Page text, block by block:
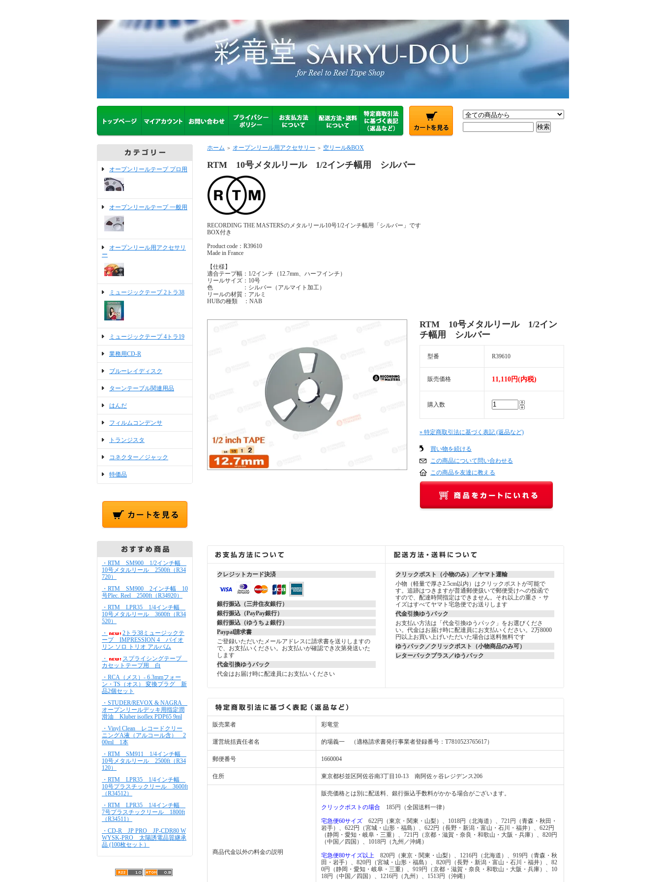
オープンリールテープ プロ用
オープンリールテープ 一般用
オープンリール用アクセサリ
ー
ミュージックテープ 2トラ38
ミュージックテープ 4トラ19
業務用CD-R
ブルーレイディスク
ターンテーブル関連用品
はんだ
フィルムコンデンサ
トランジスタ
コネクター／ジャック
特価品
・RTM SM900 1/2インチ幅
10号メタルリール 2500ft（R34
720）
・RTM SM900 2インチ幅 10
号Plec. Reel 2500ft（R34920）
・RTM LPR35 1/4インチ幅
10号メタルリール 3600ft（R34
520）
・
2トラ38ミュージックテ
ープ IMPRESSION 4 バイオ
リン ソロ トリオ アルバム
・
スプライシングテープ
カセットテープ用 白
・RCA（メス）- 6.3mmフォー
ン・TS（オス） 変換プラグ 新
品2個セット
・STUDER/REVOX & NAGRA
オープンリールデッキ用指定潤
滑油 Kluber isoflex PDP65 9ml
・Vinyl Clean レコードクリー
ニングA液（アルコール含） 2
00ml 1本
・RTM SM911 1/4インチ幅
10号メタルリール 2500ft（R34
120）
・RTM LPR35 1/4インチ幅
10号プラスチックリール 3600ft
（R34512）
・RTM LPR35 1/4インチ幅
7号プラスチックリール 1800ft
（R34511）
・CD-R JP PRO JP-CDR80 W
WYSK-PRO 太陽誘電品質継承
品 (100枚セット）
ホーム ＞ オープンリール用アクセサリー ＞ 空リール&BOX
RTM 10号メタルリール 1/2インチ幅用 シルバー
RECORDING THE MASTERSのメタルリール10号1/2インチ幅用「シルバー」です
BOX付き
Product code：R39610
Made in France
【仕様】
適合テープ幅：1/2インチ（12.7mm、ハーフインチ）
リールサイズ：10号
色 ：シルバー（アルマイト加工）
リールの材質：アルミ
HUBの種類 ：NAB
RTM 10号メタルリール 1/2イン
チ幅用 シルバー
型番 R39610
販売価格 11,110円(内税)
購入数
» 特定商取引法に基づく表記 (返品など)
買い物を続ける
この商品について問い合わせる
この商品を友達に教える
クレジットカード決済
銀行振込（三井住友銀行）
銀行振込（PayPay銀行）
銀行振込（ゆうちょ銀行）
Paypal請求書
ご登録いただいたメールアドレスに請求書を送りしますの
で、お支払いください。お支払いが確認でき次第発送いた
します
代金引換ゆうパック
代金はお届け時に配達員にお支払いください
クリックポスト（小物のみ）／ヤマト運輸
小物（軽量で厚さ2.5cm以内）はクリックポストが可能で
す。追跡はつきますが普通郵便扱いで郵便受けへの投函で
すので、配達時間指定はできません。それ以上の重さ・サ
イズはすべてヤマト宅急便でお送りします
代金引換ゆうパック
お支払い方法は「代金引換ゆうパック」をお選びくださ
い。代金はお届け時に配達員にお支払いください。2万8000
円以上お買い上げいただいた場合は送料無料です
ゆうパック／クリックポスト（小物商品のみ可）
レターパックプラス／ゆうパック
販売業者 彩竜堂
運営統括責任者名 的場義一 （適格請求書発行事業者登録番号：T7810523765617）
郵便番号 1660004
住所 東京都杉並区阿佐谷南3丁目10-13 南阿佐ヶ谷レジデンス206
商品代金以外の料金の説明
販売価格とは別に配送料、銀行振込手数料がかかる場合がございます。
クリックポストの場合 185円（全国送料一律）
宅急便60サイズ 622円（東京・関東・山梨）、1018円（北海道）、721円（青森・秋田・
岩手）、622円（宮城・山形・福島）、622円（長野・新潟・富山・石川・福井）、622円
（静岡・愛知・岐阜・三重）、721円（京都・滋賀・奈良・和歌山・大阪・兵庫）、820円
（中国／四国）、1018円（九州／沖縄）
宅急便80サイズ以上 820円（東京・関東・山梨）、1216円（北海道）、919円（青森・秋
田・岩手）、820円（宮城・山形・福島）、820円（長野・新潟・富山・石川・福井）、82
0円（静岡・愛知・岐阜・三重）、919円（京都・滋賀・奈良・和歌山・大阪・兵庫）、10
18円（中国／四国）、1216円（九州）、1513円（沖縄）